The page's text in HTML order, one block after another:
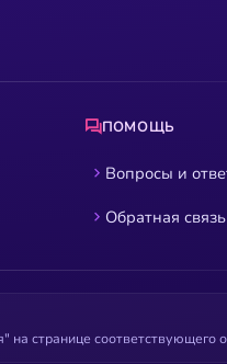
ПОМОЩЬ
Вопросы и
Обратная связь
странице соответствующего